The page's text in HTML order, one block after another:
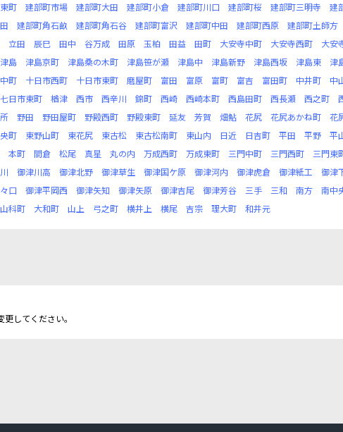
町 建部町市場 建部町大田 建部町小倉 建部町川口 建部町桜 建部町三明寺 建
建部町角石畝 建部町角石谷 建部町富沢 建部町中田 建部町西原 建部町土師方
立田 辰巳 田中 谷万成 田原 玉柏 田益 田町 大安寺中町 大安寺西町 大安
津島 津島京町 津島桑の木町 津島笹が瀬 津島中 津島新野 津島西坂 津島東 津
町 十日市西町 十日市東町 磨屋町 富田 富原 富町 富吉 富田町 中井町 中
七日市東町 楢津 西市 西辛川 錦町 西崎 西崎本町 西島田町 西長瀬 西之町
野田 野田屋町 野殿西町 野殿東町 延友 芳賀 畑鮎 花尻 花尻あかね町 花
町 東野山町 東花尻 東古松 東古松南町 東山内 日近 日吉町 平田 平野 平
本町 間倉 松尾 真星 丸の内 万成西町 万成東町 三門中町 三門西町 三門東
御津川高 御津北野 御津草生 御津国ケ原 御津河内 御津虎倉 御津紙工 御津
口 御津平岡西 御津矢知 御津矢原 御津吉尾 御津芳谷 三手 三和 南方 南中
山科町 大和町 山上 弓之町 横井上 横尾 吉宗 理大町 和井元
してください。